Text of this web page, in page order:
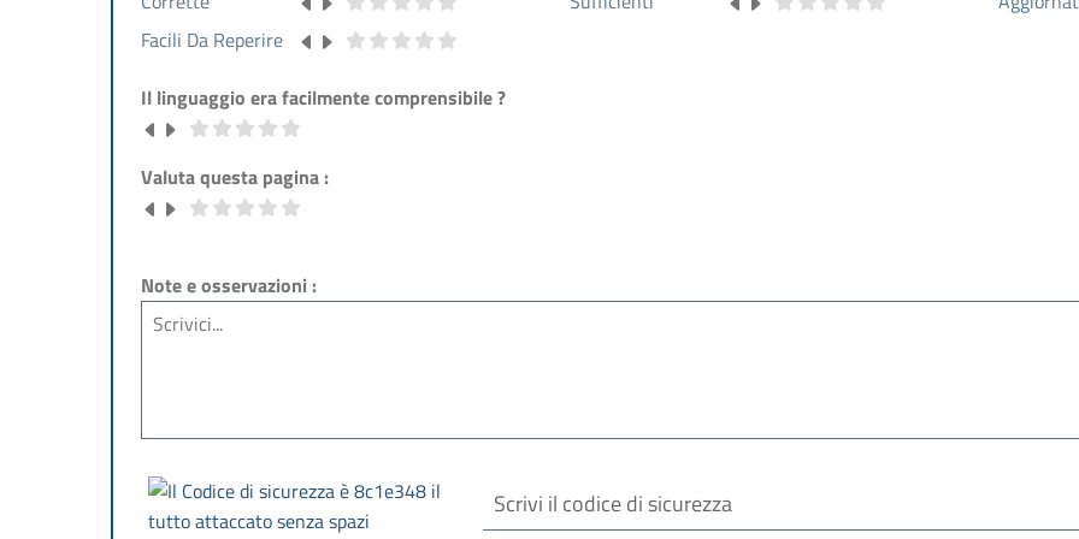
Facili Da Reperire
Il linguaggio era facilmente comprensibile ?
Valuta questa pagina :
Note e osservazioni :